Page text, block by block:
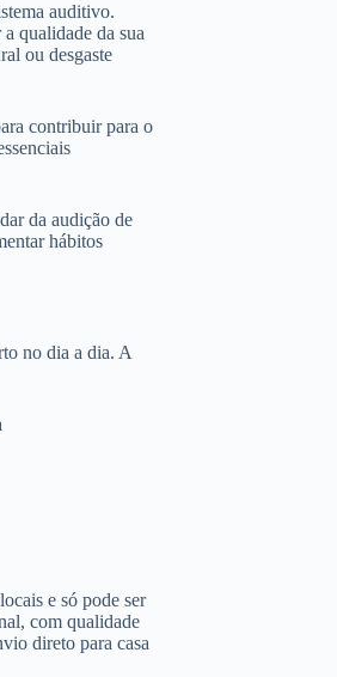
auditivo.
qualidade da sua
ou desgaste
contribuir para o
da audição de
hábitos
no dia a dia. A
e só pode ser
com qualidade
direto para casa